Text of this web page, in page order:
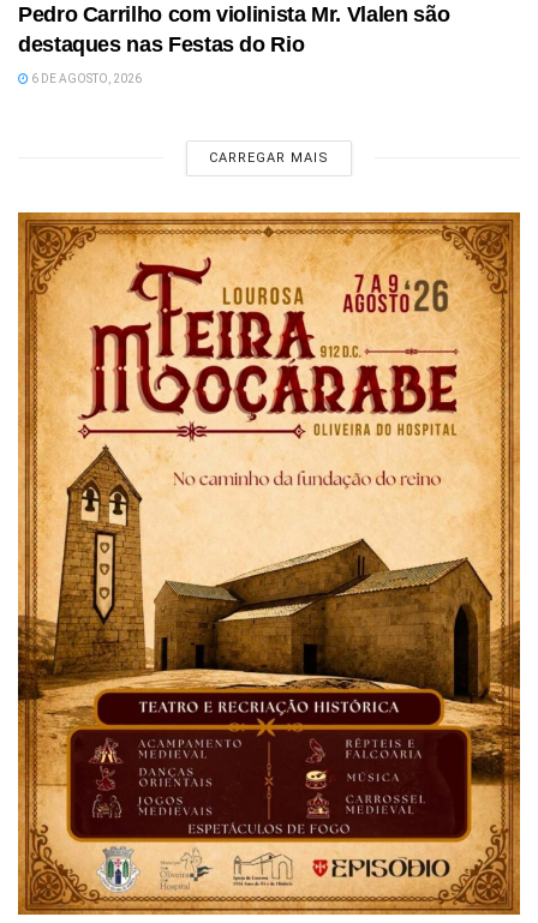
Pedro Carrilho com violinista Mr. Vlalen são
destaques nas Festas do Rio
6 DE AGOSTO, 2026
CARREGAR MAIS